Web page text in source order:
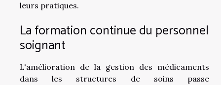
leurs pratiques.
La formation continue du personnel
soignant
L'amélioration de la gestion des médicaments
dans les structures de soins passe